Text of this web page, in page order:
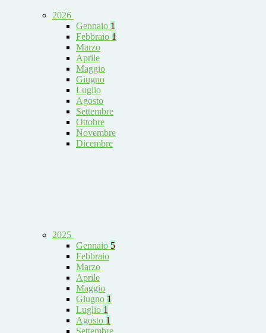
2026
Gennaio 1
Febbraio 1
Marzo
Aprile
Maggio
Giugno
Luglio
Agosto
Settembre
Ottobre
Novembre
Dicembre
2025
Gennaio 5
Febbraio
Marzo
Aprile
Maggio
Giugno 1
Luglio 1
Agosto 1